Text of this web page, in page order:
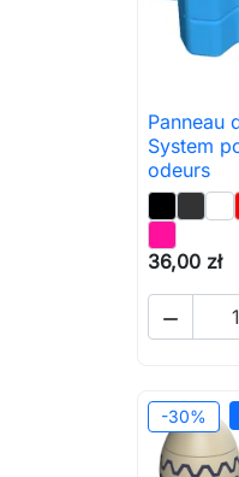

Panneau
System
odeurs
36,00 zł

-30%